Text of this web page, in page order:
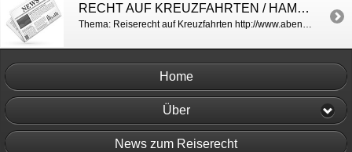
RECHT AUF KREUZFAHRTEN / HAMBURGER ABENDBLATT
Thema: Reiserecht auf Kreuzfahrten http://www.abendblatt.de/reise/article205797805/Was-beim-Urlaub-auf-dem-Schiff-rechtens-ist.html
Home
Über
News zum Reiserecht